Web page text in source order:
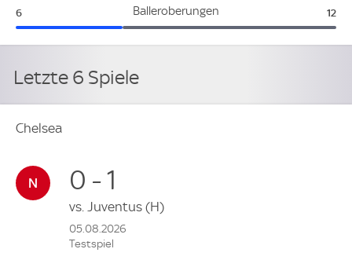
Balleroberungen
Chelsea:
6 12
Letzte 6 Spiele
Chelsea
0 - 1
vs. Juventus (H)
05.08.2026
Testspiel